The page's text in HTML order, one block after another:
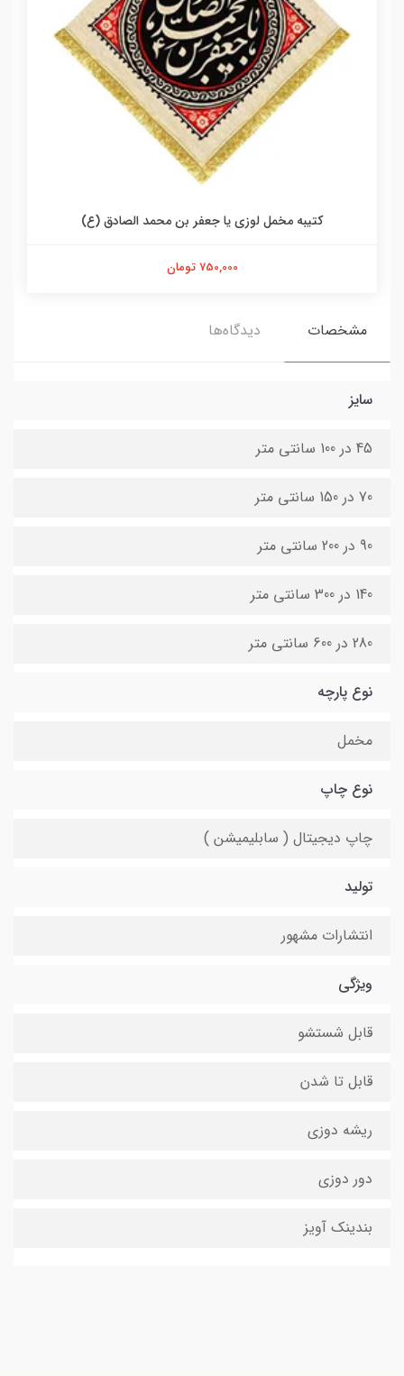
کتیبه مخمل لوزی یا جعفر بن محمد الصادق (ع)
750,000 تومان
مشخصات دیدگاه‌ها
سایز
45 در 100 سانتی متر
70 در 150 سانتی متر
90 در 200 سانتی متر
140 در 300 سانتی متر
280 در 600 سانتی متر
نوع پارچه
مخمل
نوع چاپ
چاپ دیجیتال ( سابلیمیشن )
تولید
انتشارات مشهور
ویژگی
قابل شستشو
قابل تا شدن
ریشه دوزی
دور دوزی
بندینک آویز